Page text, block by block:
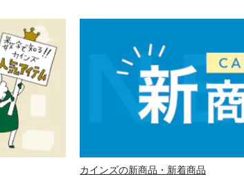
カインズの新商品・新着商品